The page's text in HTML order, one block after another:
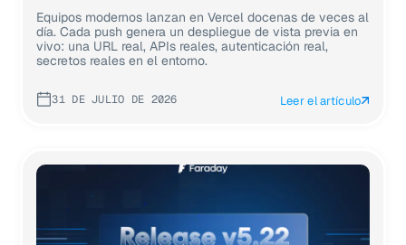
Equipos modernos lanzan en Vercel docenas de veces al
día. Cada push genera un despliegue de vista previa en
vivo: una URL real, APIs reales, autenticación real,
secretos reales en el entorno.
31 DE JULIO DE 2026 Leer el artículo